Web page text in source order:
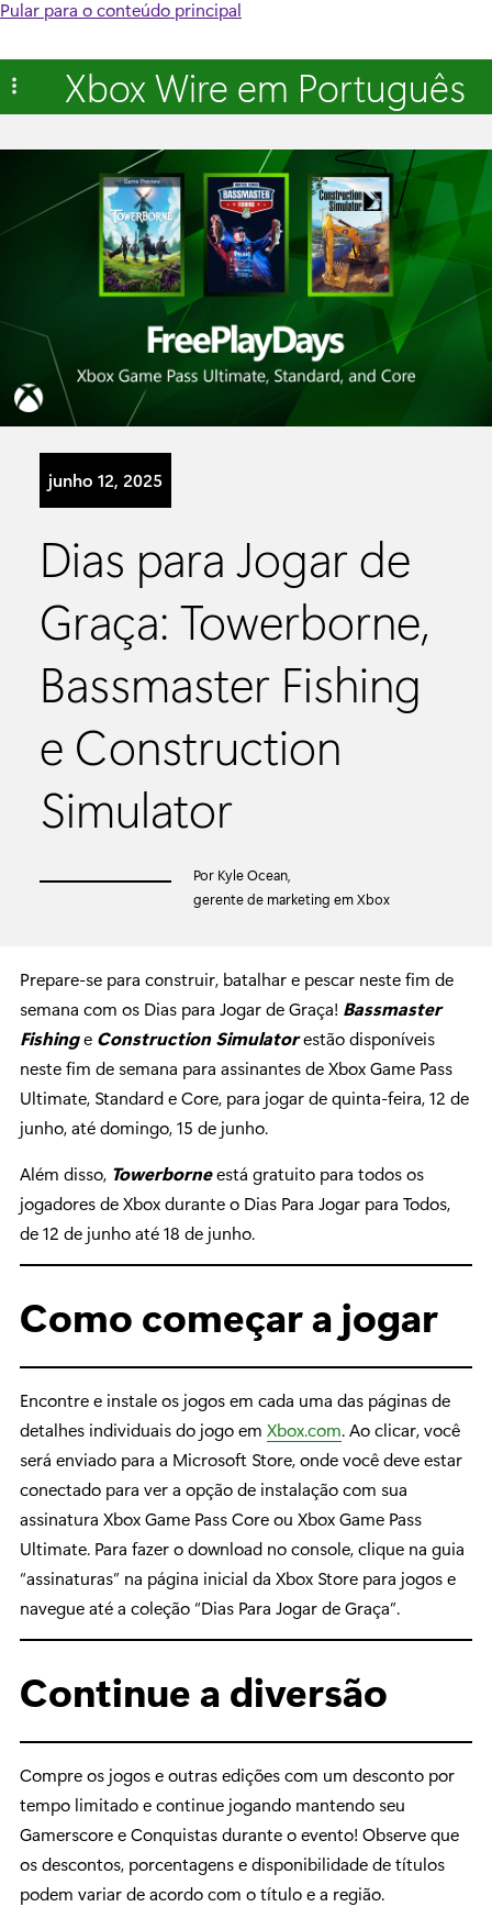
Pular para o conteúdo principal
Xbox Wire em Português
junho 12, 2025
Dias para Jogar de
Graça: Towerborne,
Bassmaster Fishing
e Construction
Simulator
Por Kyle Ocean,
gerente de marketing em Xbox
Prepare-se para construir, batalhar e pescar neste fim de
semana com os Dias para Jogar de Graça! Bassmaster
Fishinge Construction Simulatorestão disponíveis
neste fim de semana para assinantes de Xbox Game Pass
Ultimate, Standard e Core, para jogar de quinta-feira, 12 de
junho, até domingo, 15 de junho.
Além disso, Towerborneestá gratuito para todos os
jogadores de Xbox durante o Dias Para Jogar para Todos,
de 12 de junho até 18 de junho.
Como começar a jogar
Encontre e instale os jogos em cada uma das páginas de
detalhes individuais do jogo em Xbox.com. Ao clicar, você
será enviado para a Microsoft Store, onde você deve estar
conectado para ver a opção de instalação com sua
assinatura Xbox Game Pass Core ou Xbox Game Pass
Ultimate. Para fazer o download no console, clique na guia
“assinaturas” na página inicial da Xbox Store para jogos e
navegue até a coleção “Dias Para Jogar de Graça”.
Continue a diversão
Compre os jogos e outras edições com um desconto por
tempo limitado e continue jogando mantendo seu
Gamerscore e Conquistas durante o evento! Observe que
os descontos, porcentagens e disponibilidade de títulos
podem variar de acordo com o título e a região.